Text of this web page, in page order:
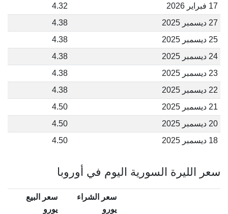
17 فبراير 2026
4.32
27 ديسمبر 2025
4.38
25 ديسمبر 2025
4.38
24 ديسمبر 2025
4.38
23 ديسمبر 2025
4.38
22 ديسمبر 2025
4.38
21 ديسمبر 2025
4.50
20 ديسمبر 2025
4.50
18 ديسمبر 2025
4.50
سعر الليرة السورية اليوم في أوروبا
سعر الشراء
يورو
سعر البيع
يورو